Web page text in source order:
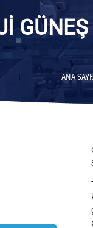
ANA